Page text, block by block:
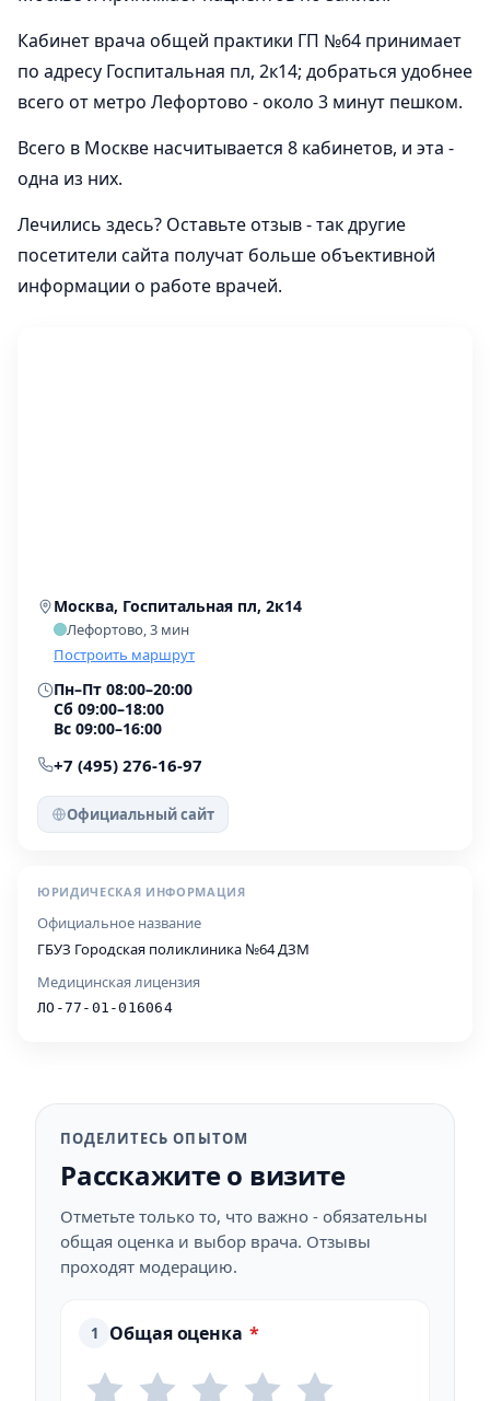
Кабинет врача общей практики ГП №64 принимает
по адресу Госпитальная пл, 2к14; добраться удобнее
всего от метро Лефортово - около 3 минут пешком.
Всего в Москве насчитывается 8 кабинетов, и эта -
одна из них.
Лечились здесь? Оставьте отзыв - так другие
посетители сайта получат больше объективной
информации о работе врачей.
Москва, Госпитальная пл, 2к14
Лефортово, 3 мин
Построить маршрут
Пн–Пт 08:00–20:00
Сб 09:00–18:00
Вс 09:00–16:00
+7 (495) 276-16-97
Официальный сайт
ЮРИДИЧЕСКАЯ ИНФОРМАЦИЯ
Официальное название
ГБУЗ Городская поликлиника №64 ДЗМ
Медицинская лицензия
ЛО-77-01-016064
ПОДЕЛИТЕСЬ ОПЫТОМ
Расскажите о визите
Отметьте только то, что важно - обязательны
общая оценка и выбор врача. Отзывы
проходят модерацию.
1 Общая оценка *